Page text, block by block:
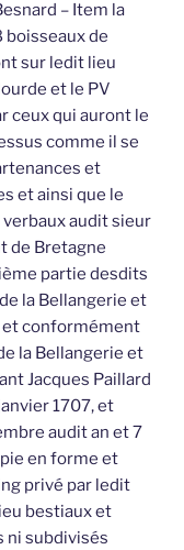
– Item la
boisseaux de
sur ledit lieu
et le PV
ceux qui auront le
comme il se
et
et ainsi que le
audit sieur
de Bretagne
partie desdits
la Bellangerie et
et conformément
la Bellangerie et
Jacques Paillard
1707, et
audit an et 7
en forme et
privé par ledit
bestiaux et
ni subdivisés